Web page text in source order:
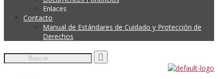
Enlaces
Contacto
Manual de Estándares de Cuidado y Protección de
Derechos